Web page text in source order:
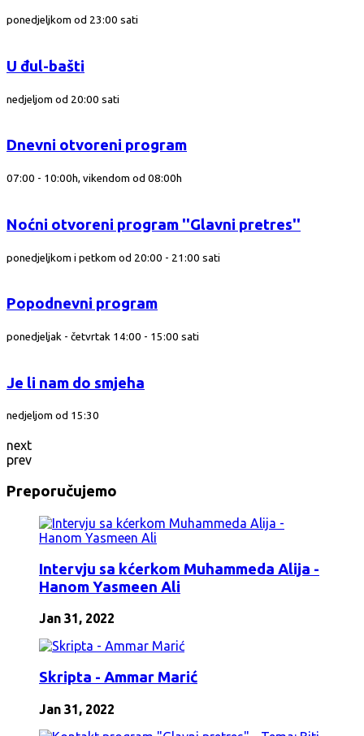
ponedjeljkom od 23:00 sati
U đul-bašti
nedjeljom od 20:00 sati
Dnevni otvoreni program
07:00 - 10:00h, vikendom od 08:00h
Noćni otvoreni program ''Glavni pretres''
ponedjeljkom i petkom od 20:00 - 21:00 sati
Popodnevni program
ponedjeljak - četvrtak 14:00 - 15:00 sati
Je li nam do smjeha
nedjeljom od 15:30
next
prev
Preporučujemo
Intervju sa kćerkom Muhammeda Alija -
Hanom Yasmeen Ali
Jan 31, 2022
Skripta - Ammar Marić
Jan 31, 2022